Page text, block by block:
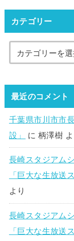
カテゴリー
最近のコメント
千葉県市川市市
設」
に 柄澤樹
長崎スタジアム
「巨大な生放送
より
長崎スタジアム
「巨大な生放送